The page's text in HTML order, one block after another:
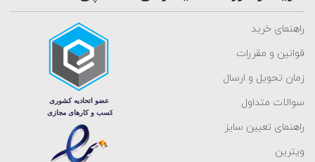
راهنمای خرید
قوانین و مقررات
زمان تحویل و ارسال
سوالات متداول
راهنمای تعیین سایز
ویترین